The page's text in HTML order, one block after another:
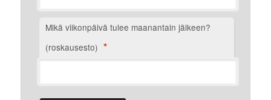
Mikä viikonpäivä tulee maanantain jälkeen?
(roskausesto) *